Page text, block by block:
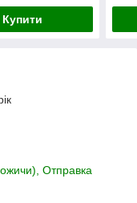
Купити
Отправка